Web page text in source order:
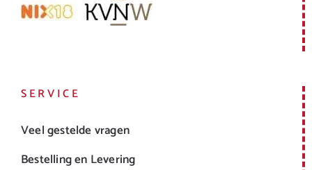
SERVICE
Veel gestelde vragen
Bestelling en Levering